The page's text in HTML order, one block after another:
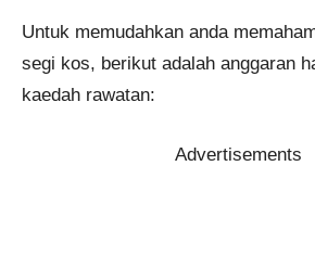
Untuk memudahkan anda
segi kos, berikut adalah anggaran
kaedah rawatan:
Advertisements